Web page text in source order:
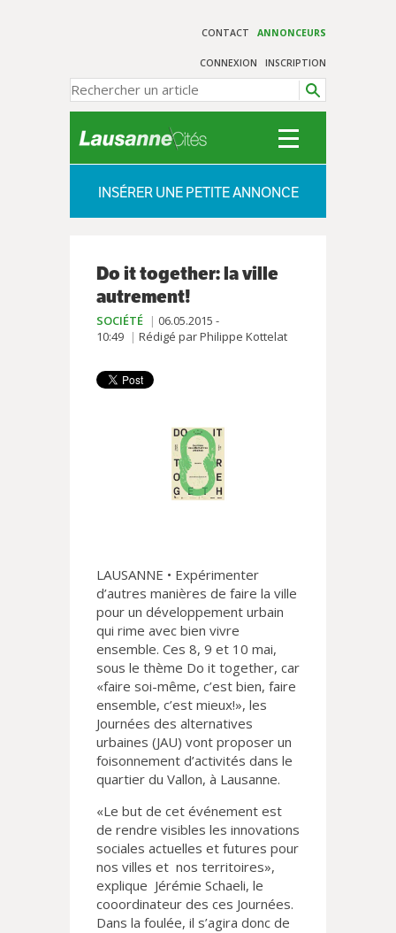
CONTACT ANNONCEURS
CONNEXION INSCRIPTION
INSÉRER UNE PETITE ANNONCE
Do it together: la ville
autrement!
SOCIÉTÉ
06.05.2015 -
10:49
Rédigé par Philippe Kottelat
LAUSANNE • Expérimenter
d’autres manières de faire la ville
pour un développement urbain
qui rime avec bien vivre
ensemble. Ces 8, 9 et 10 mai,
sous le thème Do it together, car
«faire soi-même, c’est bien, faire
ensemble, c’est mieux!», les
Journées des alternatives
urbaines (JAU) vont proposer un
foisonnement d’activités dans le
quartier du Vallon, à Lausanne.
«Le but de cet événement est
de rendre visibles les innovations
sociales actuelles et futures pour
nos villes et nos territoires»,
explique Jérémie Schaeli, le
cooordinateur des ces Journées.
Dans la foulée, il s’agira donc de